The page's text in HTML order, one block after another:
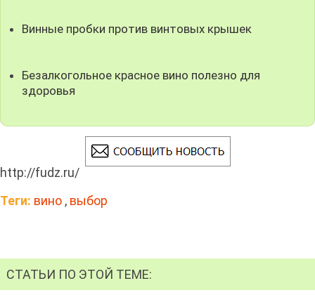
Винные пробки против винтовых крышек
Безалкогольное красное вино полезно для
здоровья
http://fudz.ru/
Теги: вино , выбор
СТАТЬИ ПО ЭТОЙ ТЕМЕ: